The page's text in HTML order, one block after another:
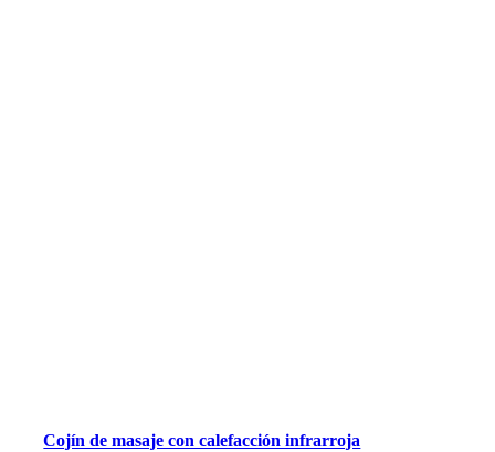
Cojín de masaje con calefacción infrarroja